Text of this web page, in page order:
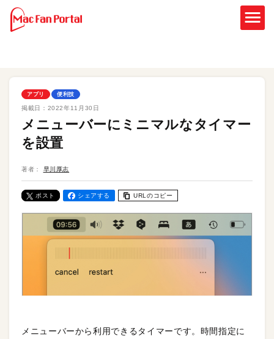
アプリ 便利技
掲載日： 2022年11月30日
メニューバーにミニマルなタイマー
を設置
著者： 早川厚志
ポスト シェアする URLのコピー
メニューバーから利用できるタイマーです。時間指定に